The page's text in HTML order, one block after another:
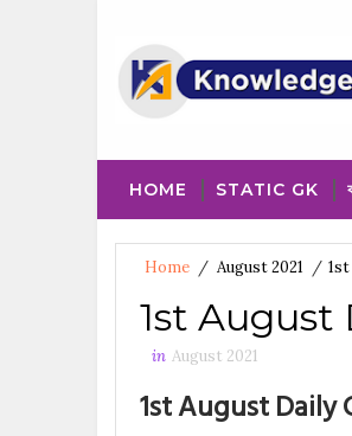
HOME STATIC GK
Home / August 2021 /
1st
in August 2021
1st August